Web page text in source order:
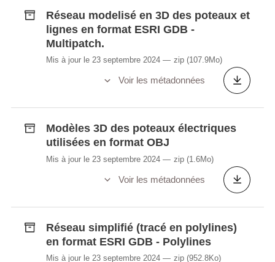
Le réseau simplifié contient les tracées du
réseau sous forme des lignes 3D (polylines)
avec des coordonnées globales en LUREF
(EPSG:2169). Un segment du tracé est
représenté par une seule ligne (coordonnées
séparé.
Les modèles 3D des pylônes électriques sont
disponibles avec des coordonnées locales en
Réseau modelisé en 3D des poteaux et
lignes en format ESRI GDB -
Multipatch.
Mis à jour le 23 septembre 2024 zip (107.9Mo)
Voir les métadonnées
Modèles 3D des poteaux électriques
utilisées en format OBJ
Mis à jour le 23 septembre 2024 zip (1.6Mo)
Voir les métadonnées
Réseau simplifié (tracé en polylines)
en format ESRI GDB - Polylines
Mis à jour le 23 septembre 2024 zip (952.8Ko)